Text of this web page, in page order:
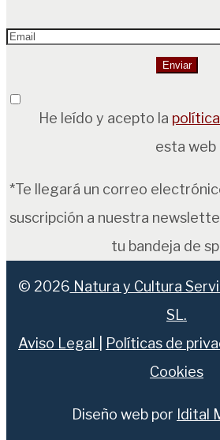
He leído y acepto la
esta web
*Te llegará un correo
suscripción a nuestra
tu bandeja de
© 2026 Natura y Cultura
SL.
Aviso Legal
Políticas de
Cookies
Diseño web por Idital